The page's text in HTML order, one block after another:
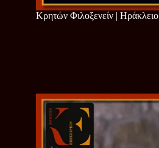
Κρητών Φιλοξενείν | Ηράκλειο